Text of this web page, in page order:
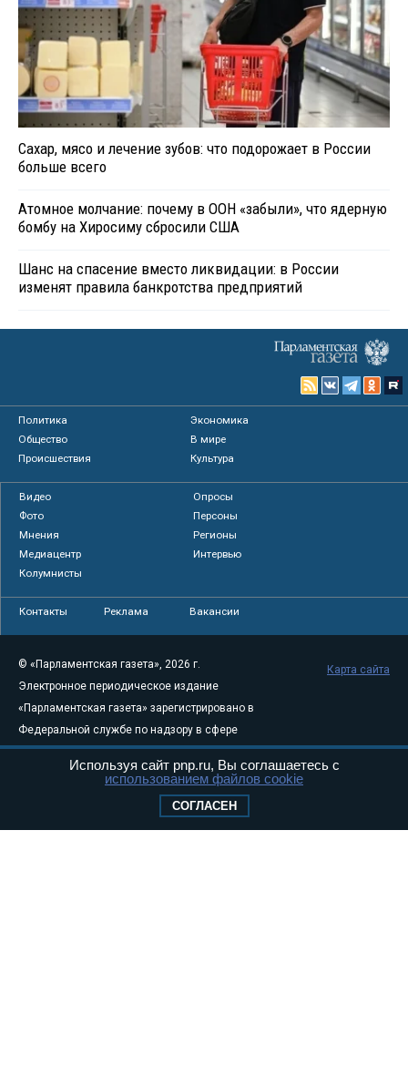
Сахар, мясо и лечение зубов: что подорожает в России
больше всего
Атомное молчание: почему в ООН «забыли», что ядерную
бомбу на Хиросиму сбросили США
Шанс на спасение вместо ликвидации: в России
изменят правила банкротства предприятий
Политика
Экономика
Общество
В мире
Происшествия
Культура
Видео
Опросы
Фото
Персоны
Мнения
Регионы
Медиацентр
Интервью
Колумнисты
Контакты Реклама Вакансии
© «Парламентская газета», 2026 г.
Электронное периодическое издание
«Парламентская газета» зарегистрировано в
Федеральной службе по надзору в сфере
связи, информационных технологий и
массовых коммуникаций (Роскомнадзор) 05
Свидетельство о регистрации Эл № ФС77-
Карта сайта
Используя сайт pnp.ru, Вы соглашаетесь с
использованием файлов cookie
СОГЛАСЕН